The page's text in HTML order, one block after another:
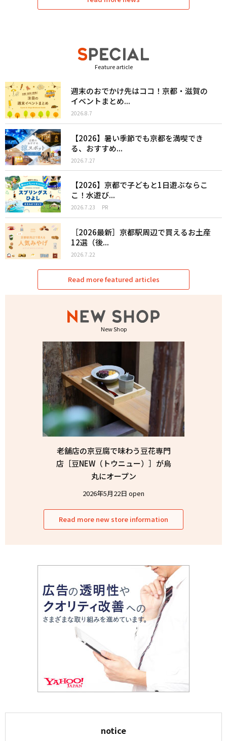
Feature article
週末のおでかけ先はココ！京都・滋賀の
イベントまとめ...
2026.8.7
【2026】暑い季節でも京都を満喫でき
る、おすすめ...
2026.7.27
【2026】京都で子どもと1日遊ぶならこ
こ！水遊び...
2026.7.23 PR
［2026最新］京都駅周辺で買えるお土産
12選（後...
2026.7.22
Read more featured articles
New Shop
老舗店の京豆腐で味わう豆花専門
店［豆NEW（トウニュー）］が烏
丸にオープン
2026年5月22日 open
Read more new store information
notice